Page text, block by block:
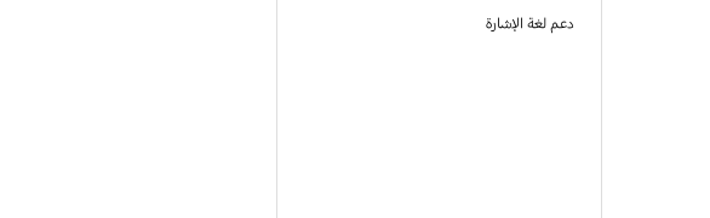
دعم لغة الإشارة